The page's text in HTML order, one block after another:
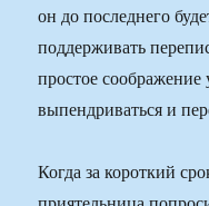
он до последнего
поддерживать
простое соображение
выпендриваться и
Когда за короткий